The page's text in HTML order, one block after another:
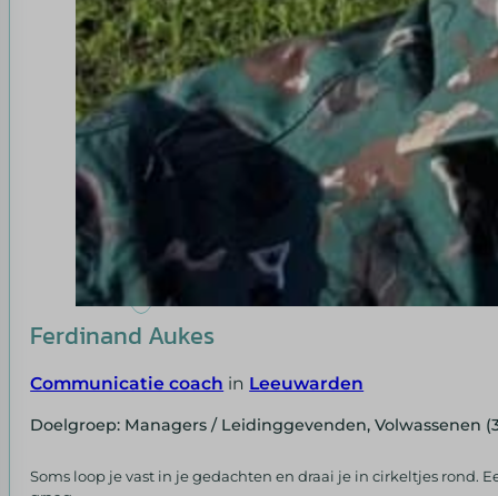
Ferdinand Aukes
Communicatie coach in Leeuwarden
Doelgroep: Managers / Leidinggevenden, Volwassenen
Soms loop je vast in je gedachten en draai je in cirkeltjes rond.